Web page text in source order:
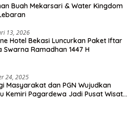
Buah Mekarsari & Water Kingdom
13, 2026
Hotel Bekasi Luncurkan Paket Iftar
Swarna Ramadhan 1447 H
24, 2025
Masyarakat dan PGN Wujudkan
Kemiri Pagardewa Jadi Pusat Wisata